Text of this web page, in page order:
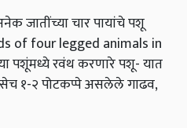
जातींच्या चार पायांचे पशू
of four legged animals in
पशूंमध्ये रवंथ करणारे पशू- यात
१-२ पोटकप्पे असलेले गाढव,